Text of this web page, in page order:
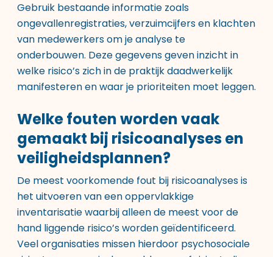
Gebruik bestaande informatie zoals
ongevallenregistraties, verzuimcijfers en klachten
van medewerkers om je analyse te
onderbouwen. Deze gegevens geven inzicht in
welke risico’s zich in de praktijk daadwerkelijk
manifesteren en waar je prioriteiten moet leggen.
Welke fouten worden vaak
gemaakt bij risicoanalyses en
veiligheidsplannen?
De meest voorkomende fout bij risicoanalyses is
het uitvoeren van een oppervlakkige
inventarisatie waarbij alleen de meest voor de
hand liggende risico’s worden geïdentificeerd.
Veel organisaties missen hierdoor psychosociale